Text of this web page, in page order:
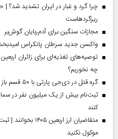
چرا گرد و غبار در ایران تشدید شد؟ |
ریزگردهاست
مجازات سنگین برای آدم‌ربایان گوش‌بر
واکسن جدید سرطان پانکراس
چه نخوریم؟
گره قتل در دی‌جی پارتی با ۵۰ قسم باز می‌شود
ثبت‌نام بیش از یک میلیون نفر در
کنند
متقاضیان ارز
موکول نکنید